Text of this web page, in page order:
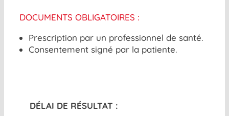
DOCUMENTS OBLIGATOIRES :
Prescription par un professionnel de santé.
Consentement signé par la patiente.
DÉLAI DE RÉSULTAT :